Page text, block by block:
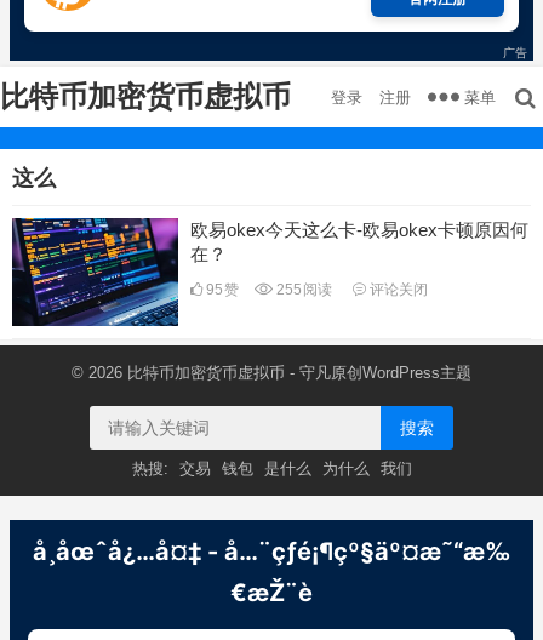
比特币加密货币虚拟币 登录 注册 菜单
这么
欧易okex今天这么卡-欧易okex卡顿原因何
在？
95赞 255 阅读 评论关闭
© 2026 比特币加密货币虚拟币 - 守凡原创 WordPress主题
搜索
热搜: 交易 钱包 是什么 为什么 我们